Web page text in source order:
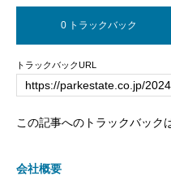
0 トラックバック
トラックバックURL
この記事へのトラックバック
会社概要